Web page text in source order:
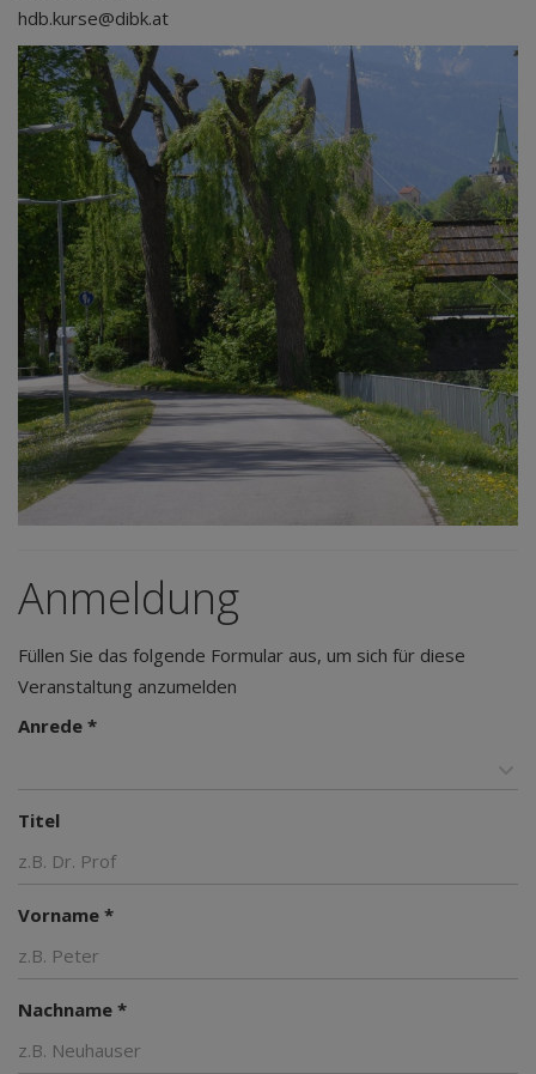
hdb.kurse@dibk.at
Anmeldung
Füllen Sie das folgende Formular aus, um sich für diese
Veranstaltung anzumelden
Anrede *
Titel
Vorname *
Nachname *